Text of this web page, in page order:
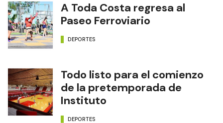
A Toda Costa regresa al
Paseo Ferroviario
DEPORTES
Todo listo para el comienzo
de la pretemporada de
Instituto
DEPORTES